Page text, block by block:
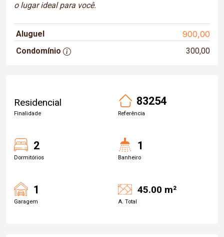
o lugar ideal para você.
Aluguel 900,00
Condomínio 300,00
Residencial
Finalidade
83254
Referência
2
Dormitórios
1
Banheiro
1
Garagem
45.00 m²
A. Total